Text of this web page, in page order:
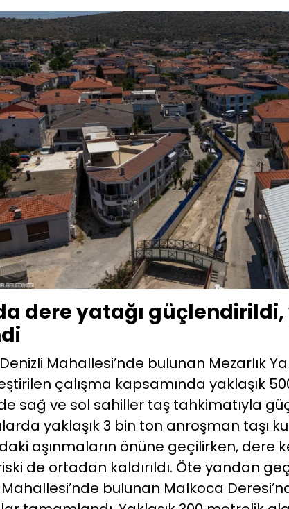
dere yatağı
Denizli Mahallesi’nde bulunan Mezarlık
çalışma kapsamında yaklaşık
sağ ve sol sahiller taş tahkimatıyla
yaklaşık 3 bin ton anroşman taşı
aşınmaların önüne geçilirken, dere
de ortadan kaldırıldı. Öte yandan
bulunan Malkoca